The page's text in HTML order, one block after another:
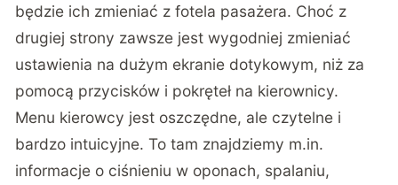
będzie ich zmieniać z fotela pasażera. Choć z
drugiej strony zawsze jest wygodniej zmieniać
ustawienia na dużym ekranie dotykowym, niż za
pomocą przycisków i pokręteł na kierownicy.
Menu kierowcy jest oszczędne, ale czytelne i
bardzo intuicyjne. To tam znajdziemy m.in.
informacje o ciśnieniu w oponach, spalaniu,